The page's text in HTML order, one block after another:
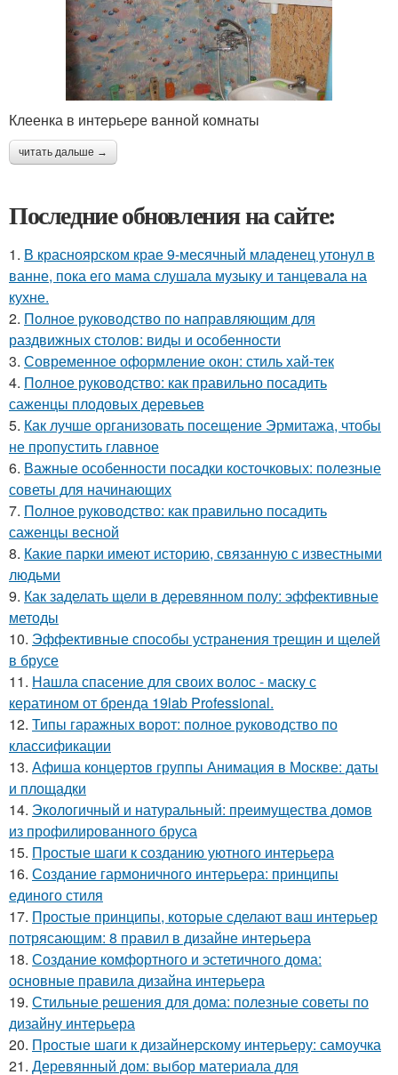
Клеенка в интерьере ванной комнаты
читать дальше →
Последние обновления на сайте:
1. В красноярском крае 9-месячный младенец утонул в
ванне, пока его мама слушала музыку и танцевала на
кухне.
2. Полное руководство по направляющим для
раздвижных столов: виды и особенности
3. Современное оформление окон: стиль хай-тек
4. Полное руководство: как правильно посадить
саженцы плодовых деревьев
5. Как лучше организовать посещение Эрмитажа, чтобы
не пропустить главное
6. Важные особенности посадки косточковых: полезные
советы для начинающих
7. Полное руководство: как правильно посадить
саженцы весной
8. Какие парки имеют историю, связанную с известными
людьми
9. Как заделать щели в деревянном полу: эффективные
методы
10. Эффективные способы устранения трещин и щелей
в брусе
11. Нашла спасение для своих волос - маску с
кератином от бренда 19lab Professional.
12. Типы гаражных ворот: полное руководство по
классификации
13. Афиша концертов группы Анимация в Москве: даты
и площадки
14. Экологичный и натуральный: преимущества домов
из профилированного бруса
15. Простые шаги к созданию уютного интерьера
16. Создание гармоничного интерьера: принципы
единого стиля
17. Простые принципы, которые сделают ваш интерьер
потрясающим: 8 правил в дизайне интерьера
18. Создание комфортного и эстетичного дома:
основные правила дизайна интерьера
19. Стильные решения для дома: полезные советы по
дизайну интерьера
20. Простые шаги к дизайнерскому интерьеру: самоучка
21. Деревянный дом: выбор материала для